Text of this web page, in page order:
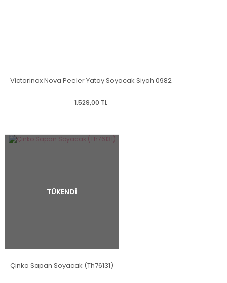
Victorinox Nova Peeler Yatay Soyacak Siyah 0982
1.529,00 TL
TÜKENDİ
Çinko Sapan Soyacak (Th76131)